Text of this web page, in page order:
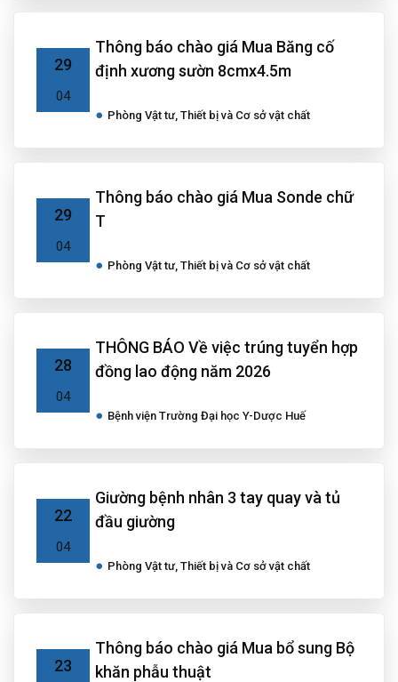
29
04
Thông báo chào giá Mua Băng cố
định xương sườn 8cmx4.5m
Phòng Vật tư, Thiết bị và Cơ sở vật chất
29
04
Thông báo chào giá Mua Sonde chữ
T
Phòng Vật tư, Thiết bị và Cơ sở vật chất
28
04
THÔNG BÁO Về việc trúng tuyển hợp
đồng lao động năm 2026
Bệnh viện Trường Đại học Y-Dược Huế
22
04
Giường bệnh nhân 3 tay quay và tủ
đầu giường
Phòng Vật tư, Thiết bị và Cơ sở vật chất
23
Thông báo chào giá Mua bổ sung Bộ
khăn phẫu thuật